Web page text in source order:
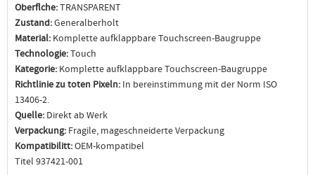
Oberflche:TRANSPARENT
Zustand:Generalberholt
Material: Komplette aufklappbare Touchscreen-Baugruppe
Technologie:Touch
Kategorie: Komplette aufklappbare Touchscreen-Baugruppe
Richtlinie zu toten Pixeln: In bereinstimmung mit der Norm ISO
13406-2.
Quelle: Direkt ab Werk
Verpackung: Fragile, mageschneiderte Verpackung
Kompatibilitt:OEM-kompatibel
Titel 937421-001